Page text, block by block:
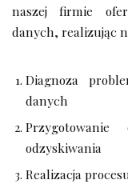
naszej firmie
danych, realizując
Diagnoza
danych
odzyskiwania
Realizacja